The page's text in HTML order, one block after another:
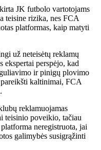
JK futbolo vartotojams
teisine rizika, nes FCA
platformas, kaip matyti
už neteisėtų reklamų
ekspertai perspėjo, kad
ir pinigų plovimo
kaltinimai, FCA
reklamuojamas
teisinio poveikio, tačiau
neregistruota, jai
galimybės susigrąžinti